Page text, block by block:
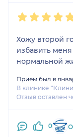
Хожу второй
избавить
нормальной
Прием был в
В клинике
Отзыв оставлен
0